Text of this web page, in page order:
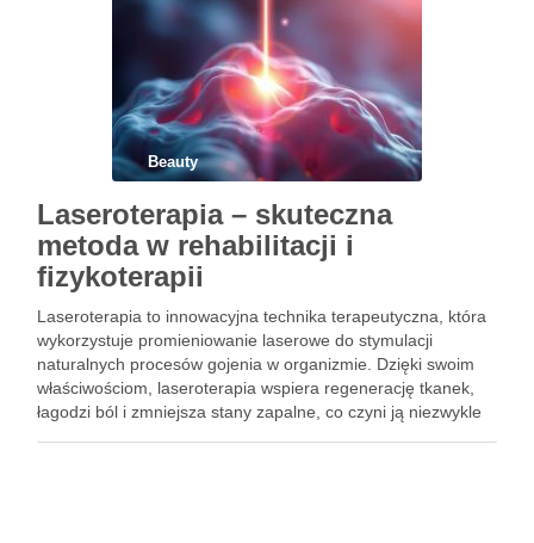
kompleksową …
Beauty
Laseroterapia – skuteczna
metoda w rehabilitacji i
fizykoterapii
Laseroterapia to innowacyjna technika terapeutyczna, która
wykorzystuje promieniowanie laserowe do stymulacji
naturalnych procesów gojenia w organizmie. Dzięki swoim
właściwościom, laseroterapia wspiera regenerację tkanek,
łagodzi ból i zmniejsza stany zapalne, co czyni ją niezwykle